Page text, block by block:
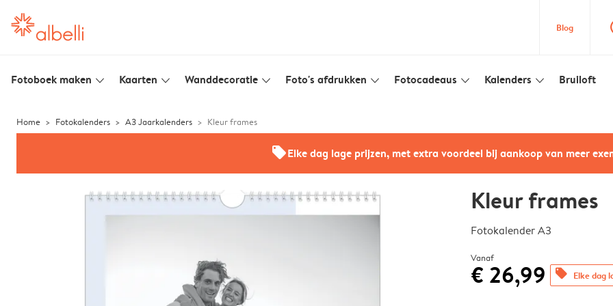
Blog
Fotoboek maken slim_arrow_down Kaarten slim_arrow_down Wanddecoratie slim_arrow_down Foto's afdrukken slim_arrow_down Fotocadeaus slim_arrow_down Kalenders slim_arrow_down Bruiloft
Home Fotokalenders A3 Jaarkalenders Kleur frames
offersElke dag lage prijzen, met extra voordeel bij aankoop van meer
Kleur frames
Fotokalender A3
Vanaf
€ 26,99 offers Elke dag